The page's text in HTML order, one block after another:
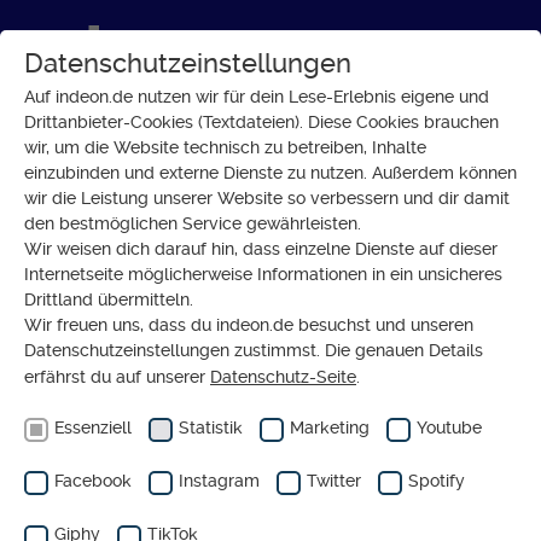
Datenschutzeinstellungen
Auf indeon.de nutzen wir für dein Lese-Erlebnis eigene und
Drittanbieter-Cookies (Textdateien). Diese Cookies brauchen
wir, um die Website technisch zu betreiben, Inhalte
einzubinden und externe Dienste zu nutzen. Außerdem können
wir die Leistung unserer Website so verbessern und dir damit
den bestmöglichen Service gewährleisten.
Wir weisen dich darauf hin, dass einzelne Dienste auf dieser
Internetseite möglicherweise Informationen in ein unsicheres
Drittland übermitteln.
Wir freuen uns, dass du indeon.de besuchst und unseren
Datenschutzeinstellungen zustimmst. Die genauen Details
erfährst du auf unserer Datenschutz-Seite
Essenziell Statistik Marketing Youtube
Facebook Instagram Twitter Spotify
Giphy TikTok